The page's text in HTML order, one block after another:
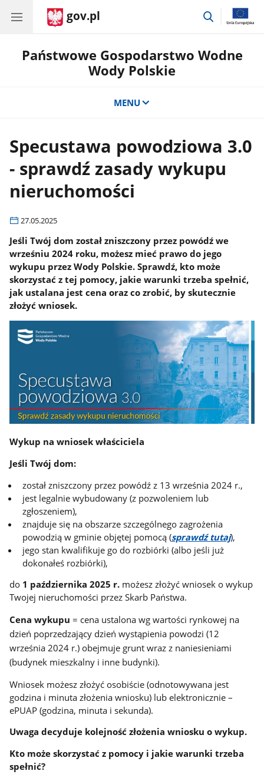
gov.pl
przejdź
Państwowe Gospodarstwo Wodne
Wody Polskie
MENU
Specustawa powodziowa 3.0
- sprawdź zasady wykupu
nieruchomości
27.05.2025
Jeśli Twój dom został zniszczony przez powódź we
wrześniu 2024 roku, możesz mieć prawo do jego
wykupu przez Wody Polskie. Sprawdź, kto może
skorzystać z tej pomocy, jakie warunki trzeba spełnić,
jak ustalana jest cena oraz co zrobić, by skutecznie
złożyć wniosek.
Wykup na wniosek właściciela
Jeśli Twój dom:
został zniszczony przez powódź z 13 września 2024 r.,
jest legalnie wybudowany (z pozwoleniem lub
zgłoszeniem),
znajduje się na obszarze szczególnego zagrożenia
powodzią w gminie objętej pomocą (sprawdź tutaj),
jego stan kwalifikuje go do rozbiórki (albo jeśli już
dokonałeś rozbiórki),
do 1 października 2025 r. możesz złożyć wniosek o wykup
Twojej nieruchomości przez Skarb Państwa.
Cena wykupu= cena ustalona wg wartości rynkowej na
dzień poprzedzający dzień wystąpienia powodzi (12
września 2024 r.) obejmuje grunt wraz z naniesieniami
(budynek mieszkalny i inne budynki).
Wniosek możesz złożyć osobiście (odnotowywana jest
godzina i minuta złożenia wniosku) lub elektronicznie –
ePUAP (godzina, minuta i sekunda).
Uwaga decyduje kolejność złożenia wniosku o wykup.
Kto może skorzystać z pomocy i jakie warunki trzeba
spełnić?